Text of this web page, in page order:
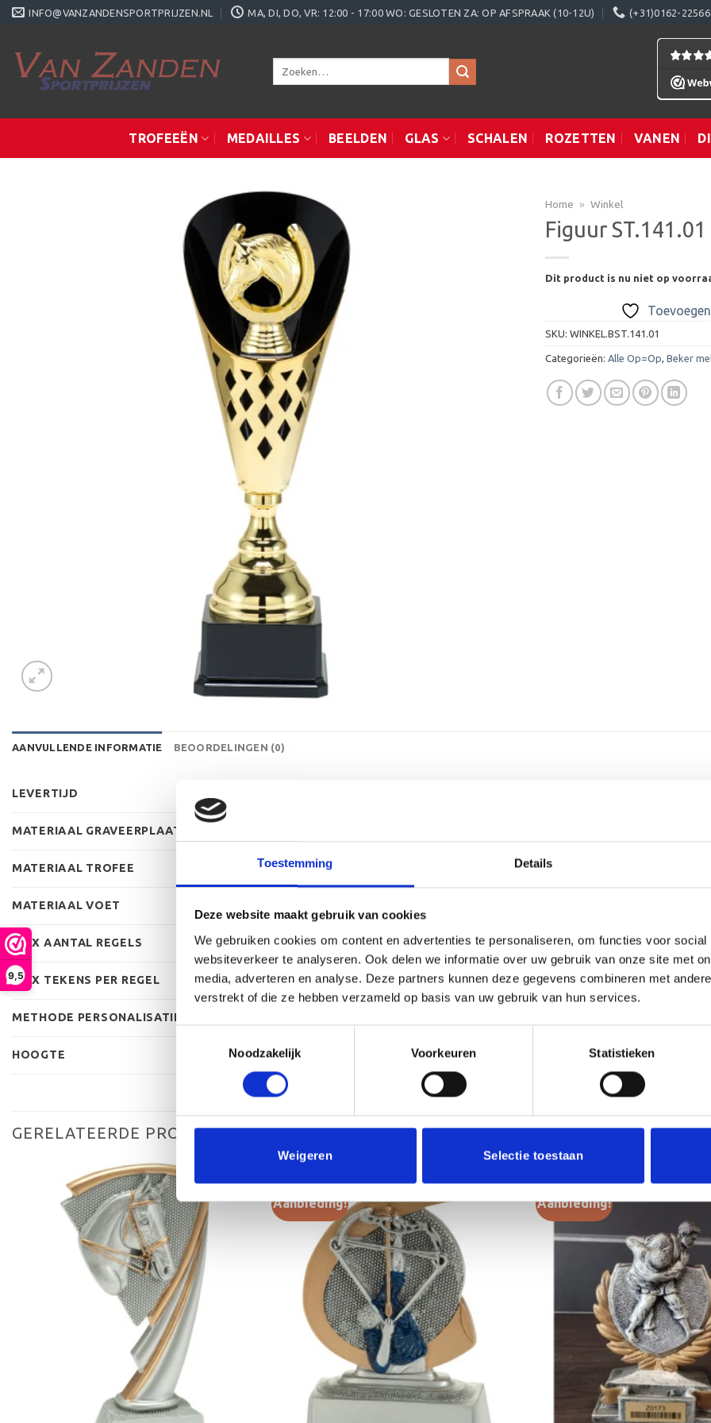
Toestemming Details
Deze website maakt gebruik van cookies
We gebruiken cookies om content en advertenties te personaliseren, om functies voor social
websiteverkeer te analyseren. Ook delen we informatie over uw gebruik van onze site met
media, adverteren en analyse. Deze partners kunnen deze gegevens combineren met
verstrekt of die ze hebben verzameld op basis van uw gebruik van hun services.
Noodzakelijk
Voorkeuren Statistieken
Weigeren Selectie toestaan
9,5
Ga
INFO@VANZANDENSPORTPRIJZEN.NL MA, DI, DO, VR: 12:00 - 17:00 WO: GESLOTEN ZA: OP AFSPRAAK (10-12U) (+31)0162-
Zoeken
TROFEEËN MEDAILLES BEELDEN GLAS SCHALEN ROZETTEN VANEN
Home » Winkel
Figuur
Dit product is nu niet op
SKU: WINKEL.BST.141.01
Categorieën: Alle Op=Op Beker
AANVULLENDE INFORMATIE BEOORDELINGEN (0)
LEVERTIJD
MATERIAAL GRAVEERPLAAT
MATERIAAL TROFEE
MATERIAAL VOET
MAX AANTAL REGELS 3
MAX TEKENS PER REGEL 30
METHODE PERSONALISATIE
HOOGTE
GERELATEERDE PRODUCTEN
Toevoegen
verlanglijst
Aanbieding! Aanbieding!